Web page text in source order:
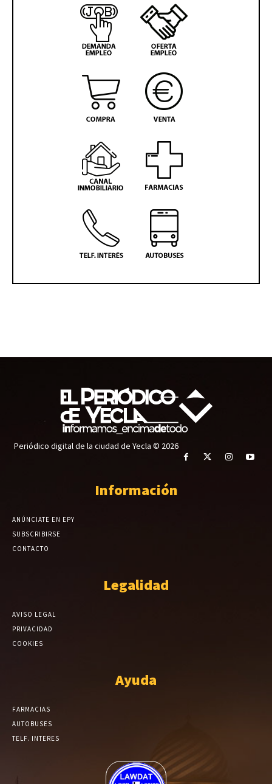
Periódico digital de la ciudad de Yecla © 2026
Información
ANÚNCIATE EN EPY
SUBSCRIBIRSE
CONTACTO
Legalidad
AVISO LEGAL
PRIVACIDAD
COOKIES
Ayuda
FARMACIAS
AUTOBUSES
TELF. INTERES